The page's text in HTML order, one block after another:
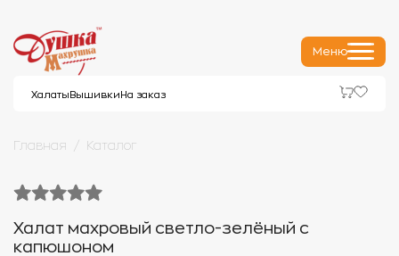
Меню
Халаты Вышивки На заказ
Главная Каталог
Халат махровый светло-зелёный с
капюшоном